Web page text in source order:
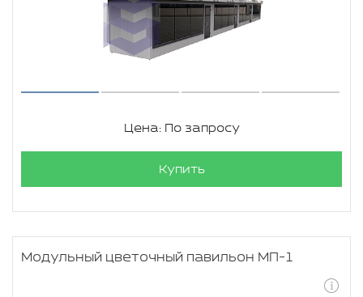
Цена: По запросу
Купить
Модульный цветочный павильон МП-1